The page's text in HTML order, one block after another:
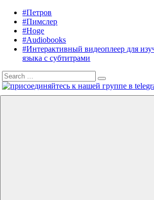
content
Listening
English
Audiobooks
English,
Petrov
English
#Петров
#Пимслер
#Hoge
#Audiobooks
#Интерактивный видеоплеер для
языка с субтитрами
Search
for:
Search